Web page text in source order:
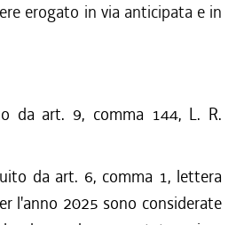
erogato in via anticipata e in
da art. 9, comma 144, L. R.
da art. 6, comma 1, lettera
l'anno 2025 sono considerate